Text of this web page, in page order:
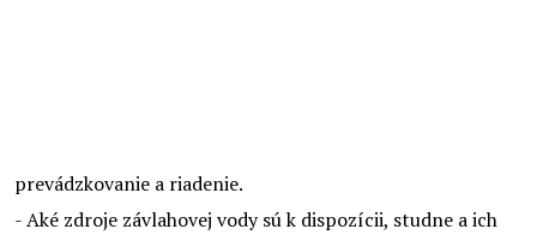
prevádzkovanie a riadenie.
- Aké zdroje závlahovej vody sú k dispozícii, studne a ich